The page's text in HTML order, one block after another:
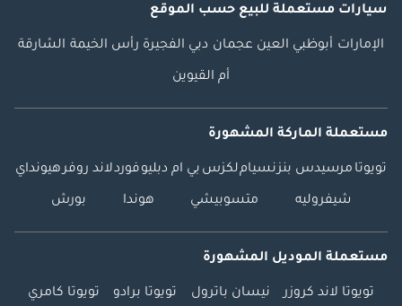
سيارات مستعملة للبيع حسب الموقع
الإمارات أبوظبي العين عجمان دبي الفجيرة رأس الخيمة الشارقة
أم القيوين
مستعملة الماركة المشهورة
تويوتا مرسيدس بنزنسياملكزس بي ام دبليوفوردلاند روفرهيونداي
شيفروليه متسوبيشي هوندا بورش
مستعملة الموديل المشهورة
تويوتا لاند كروزر نيسان باترول تويوتا برادو تويوتا كامري